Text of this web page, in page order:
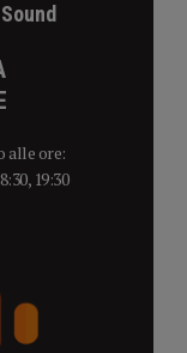
alle ore:
19:30